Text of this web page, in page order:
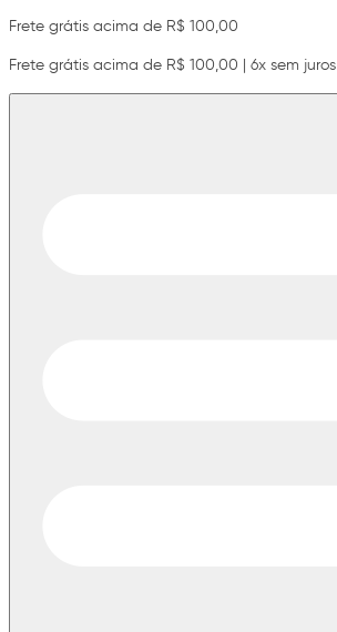
Frete grátis acima de R$ 100,00
Frete grátis acima de R$ 100,00 | 6x sem juros